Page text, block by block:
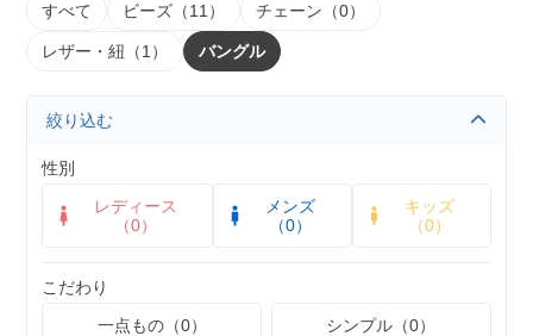
すべて ビーズ（11） チェーン（0）
レザー・紐（1） バングル
絞り込む
性別
レディース
（0）
メンズ
（0）
キッズ
（0）
こだわり
一点もの（0）
シンプル（0）